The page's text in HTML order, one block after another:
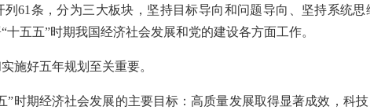
61条，分为三大板块，坚持目标导向和问题导向、坚持系统
五五”时期我国经济社会发展和党的建设各方面工作。
施好五年规划至关重要。
”时期经济社会发展的主要目标：高质量发展取得显著成效，科